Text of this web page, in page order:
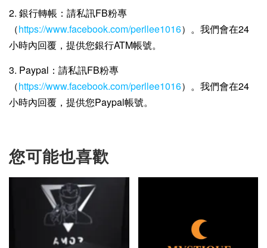
2. 銀行轉帳：請私訊FB粉專
（https://www.facebook.com/perllee1016）。我們會在24
小時內回覆，提供您銀行ATM帳號。
3. Paypal：請私訊FB粉專
（https://www.facebook.com/perllee1016）。我們會在24
小時內回覆，提供您Paypal帳號。
您可能也喜歡